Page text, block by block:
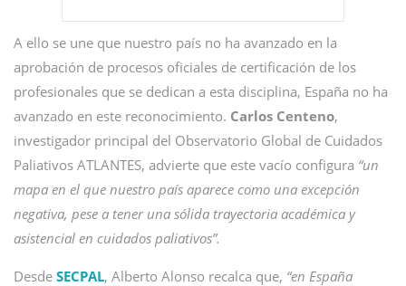
A ello se une que nuestro país no ha avanzado en la
aprobación de procesos oficiales de certificación de los
profesionales que se dedican a esta disciplina, España no ha
avanzado en este reconocimiento. Carlos Centeno,
investigador principal del Observatorio Global de Cuidados
Paliativos ATLANTES, advierte que este vacío configura “un
mapa en el que nuestro país aparece como una excepción
negativa, pese a tener una sólida trayectoria académica y
asistencial en cuidados paliativos”.
Desde SECPAL, Alberto Alonso recalca que, “en España